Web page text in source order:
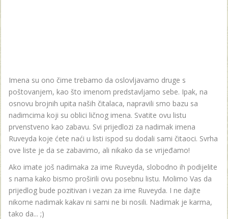
Imena su ono čime trebamo da oslovljavamo druge s
poštovanjem, kao što imenom predstavljamo sebe. Ipak, na
osnovu brojnih upita naših čitalaca, napravili smo bazu sa
nadimcima koji su oblici ličnog imena. Svatite ovu listu
prvenstveno kao zabavu. Svi prijedlozi za nadimak imena
Ruveyda koje ćete naći u listi ispod su dodali sami čitaoci. Svrha
ove liste je da se zabavimo, ali nikako da se vrijeđamo!
Ako imate još nadimaka za ime Ruveyda, slobodno ih podijelite
s nama kako bismo proširili ovu posebnu listu. Molimo Vas da
prijedlog bude pozitivan i vezan za ime Ruveyda. I ne dajte
nikome nadimak kakav ni sami ne bi nosili. Nadimak je karma,
tako da... ;)